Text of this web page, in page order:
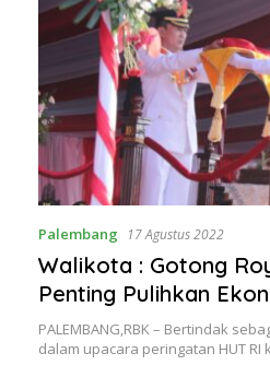
Palembang 17 Agustus 2022
Walikota : Gotong
Penting Pulihkan
PALEMBANG,RBK – Bertindak
dalam upacara peringatan HUT RI